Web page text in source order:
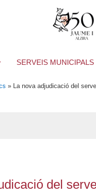
SERVEIS MUNICIPALS
» La nova adjudicació del
del